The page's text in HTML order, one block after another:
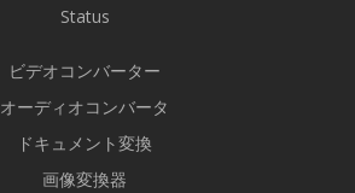
Status
ビデオコンバーター
オーディオコンバータ
ドキュメント変換
画像変換器